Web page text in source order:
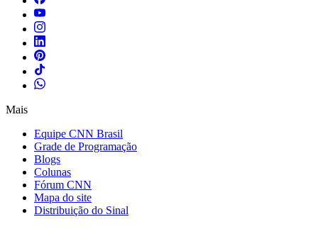
Mais
Equipe CNN Brasil
Grade de Programação
Blogs
Colunas
Fórum CNN
Mapa do site
Distribuição do Sinal